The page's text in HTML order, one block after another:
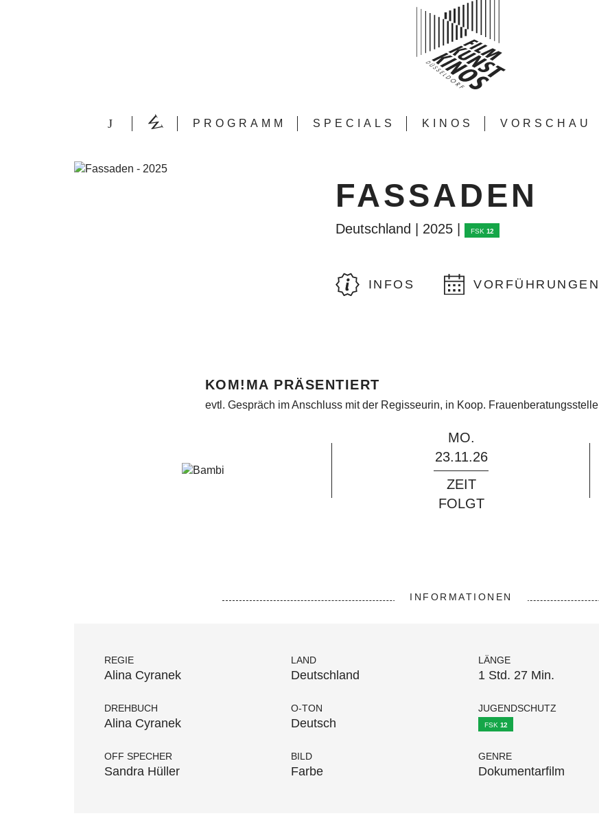
PROGRAMM SPECIALS KINOS VORSCHAU
FASSADEN
Deutschland | 2025 | FSK 12
INFOS VORFÜHRUNGEN
KOM!MA PRÄSENTIERT
evtl. Gespräch im Anschluss mit der Regisseurin, in Koop. Frauenberatungsstelle
MO.
23.11.26
ZEIT
FOLGT
INFORMATIONEN
REGIE
Alina Cyranek
DREHBUCH
Alina Cyranek
OFF SPECHER
Sandra Hüller
LAND
Deutschland
O-TON
Deutsch
BILD
Farbe
LÄNGE
1 Std. 27 Min.
JUGENDSCHUTZ
FSK 12
GENRE
Dokumentarfilm